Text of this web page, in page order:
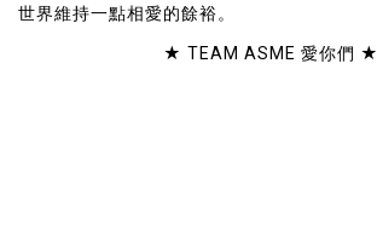
世界維持一點相愛的餘裕。
★ TEAM ASME 愛你們 ★